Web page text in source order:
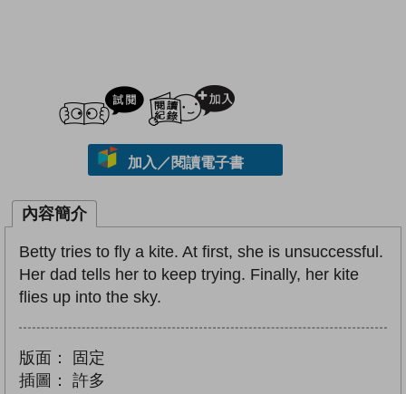
試閲
加入／閱讀電子書
內容簡介
Betty tries to fly a kite. At first, she is unsuccessful.
Her dad tells her to keep trying. Finally, her kite
flies up into the sky.
版面：
固定
插圖：
許多